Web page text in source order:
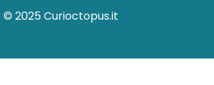
© 2025 Curioctopus.it